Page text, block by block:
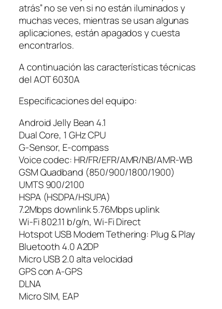
atrás” no se ven si no están iluminados y
muchas veces, mientras se usan algunas
aplicaciones, están apagados y cuesta
encontrarlos.
A continuación las características técnicas
del AOT 6030A
Especificaciones del equipo:
Android Jelly Bean 4.1
Dual Core, 1 GHz CPU
G-Sensor, E-compass
Voice codec: HR/FR/EFR/AMR/NB/AMR-WB
GSM Quadband (850/900/1800/1900)
UMTS 900/2100
HSPA (HSDPA/HSUPA)
7.2Mbps downlink 5.76Mbps uplink
Wi-Fi 802.11 b/g/n, Wi-Fi Direct
Hotspot USB Modem Tethering: Plug & Play
Bluetooth 4.0 A2DP
Micro USB 2.0 alta velocidad
GPS con A-GPS
DLNA
Micro SIM, EAP